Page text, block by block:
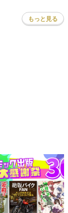
もっと見る